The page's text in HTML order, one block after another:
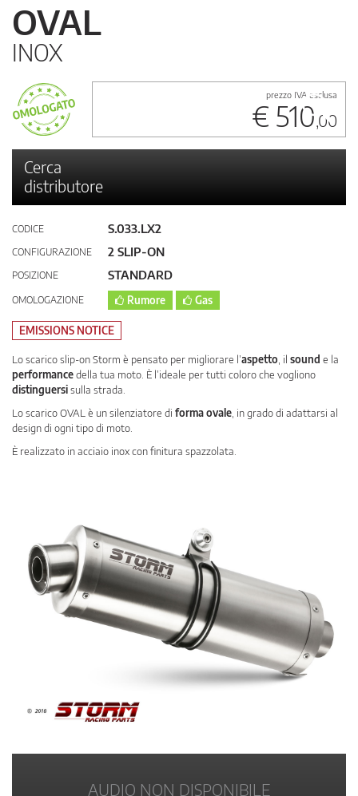
OVAL
INOX
prezzo IVA esclusa
€ 510,00
Cerca
distributore
CODICE S.033.LX2
CONFIGURAZIONE 2 SLIP-ON
POSIZIONE STANDARD
OMOLOGAZIONE Rumore Gas
EMISSIONS NOTICE
Lo scarico slip-on Storm è pensato per migliorare l’aspetto , il sound e la
performancedella tua moto. È l’ideale per tutti coloro che vogliono
distinguersisulla strada.
Lo scarico OVAL è un silenziatore di forma ovale , in grado di adattarsi al
design di ogni tipo di moto.
È realizzato in acciaio inox con finitura spazzolata.
AUDIO NON DISPONIBILE